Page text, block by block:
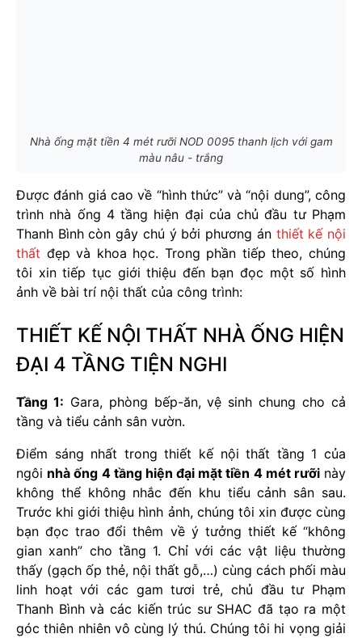
Nhà ống mặt tiền 4 mét rưỡi NOD 0095 thanh lịch với gam
màu nâu - trắng
Được đánh giá cao về “hình thức” và “nội dung”, công
trình nhà ống 4 tầng hiện đại của chủ đầu tư Phạm
Thanh Bình còn gây chú ý bởi phương án thiết kế nội
thất đẹp và khoa học. Trong phần tiếp theo, chúng
tôi xin tiếp tục giới thiệu đến bạn đọc một số hình
ảnh về bài trí nội thất của công trình:
THIẾT KẾ NỘI THẤT NHÀ ỐNG HIỆN
ĐẠI 4 TẦNG TIỆN NGHI
Tầng 1: Gara, phòng bếp-ăn, vệ sinh chung cho cả
tầng và tiểu cảnh sân vườn.
Điểm sáng nhất trong thiết kế nội thất tầng 1 của
ngôi nhà ống 4 tầng hiện đại mặt tiền 4 mét rưỡinày
không thể không nhắc đến khu tiểu cảnh sân sau.
Trước khi giới thiệu hình ảnh, chúng tôi xin được cùng
bạn đọc trao đổi thêm về ý tưởng thiết kế “không
gian xanh” cho tầng 1. Chỉ với các vật liệu thường
thấy (gạch ốp thẻ, nội thất gỗ,…) cùng cách phối màu
linh hoạt với các gam tươi trẻ, chủ đầu tư Phạm
Thanh Bình và các kiến trúc sư SHAC đã tạo ra một
góc thiên nhiên vô cùng lý thú. Chúng tôi hi vọng giải